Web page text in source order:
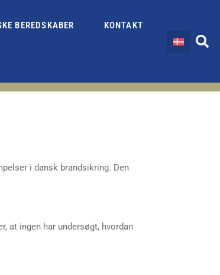
BEREDSKABER KONTAKT
i dansk brandsikring. Den
at ingen har undersøgt, hvordan